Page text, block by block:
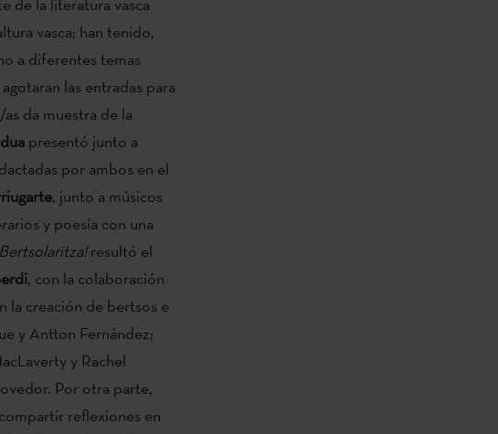
vasca; han tenido,
a diferentes temas
las entradas para
da muestra de la
presentó junto a
por ambos en el
, junto a músicos
y poesía con una
resultó el
, con la colaboración
la creación de bertsos e
y Antton Fernández;
y Rachel
Por otra parte,
reflexiones en